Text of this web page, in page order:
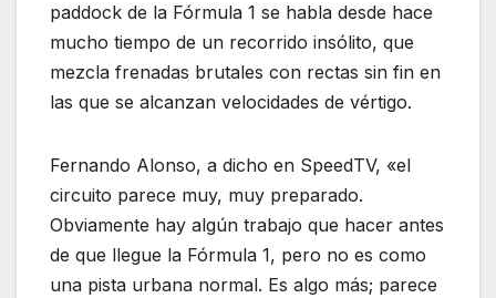
paddock de la Fórmula 1 se habla desde hace
mucho tiempo de un recorrido insólito, que
mezcla frenadas brutales con rectas sin fin en
las que se alcanzan velocidades de vértigo.
Fernando Alonso, a dicho en SpeedTV, «el
circuito parece muy, muy preparado.
Obviamente hay algún trabajo que hacer antes
de que llegue la Fórmula 1, pero no es como
una pista urbana normal. Es algo más; parece